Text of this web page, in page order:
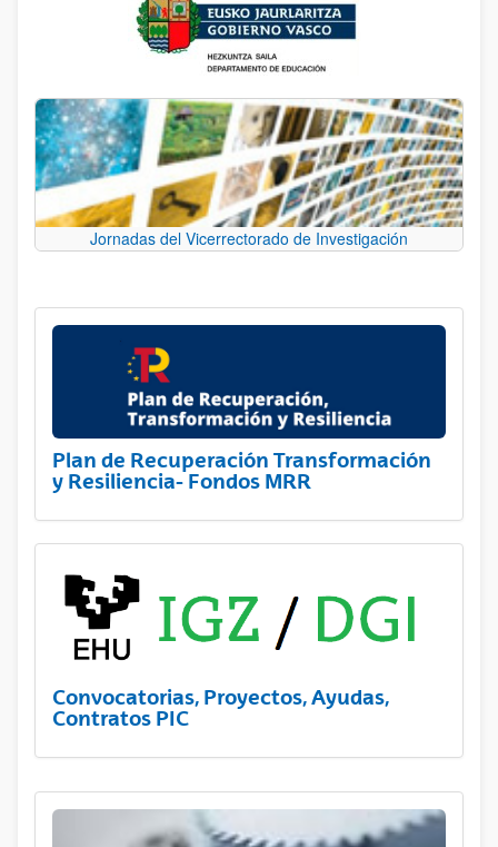
Jornadas del Vicerrectorado de Investigación
Plan de Recuperación Transformación
y Resiliencia- Fondos MRR
Convocatorias, Proyectos, Ayudas,
Contratos PIC